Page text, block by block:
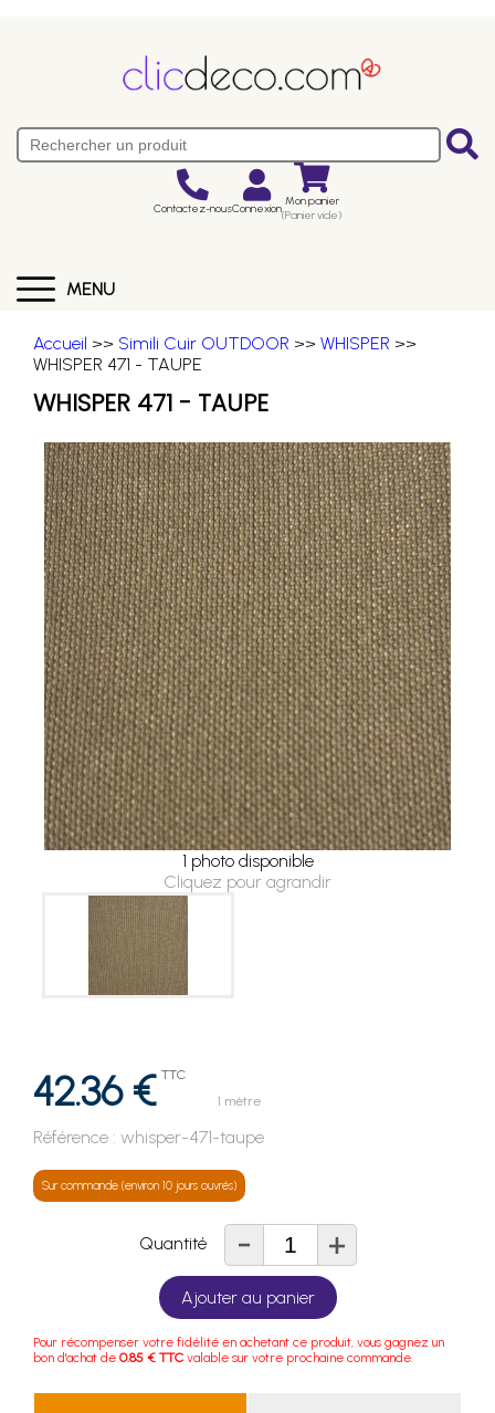
Contactez-nousConnexion Mon panier
(Panier vide)
MENU
Accueil >> Simili Cuir OUTDOOR >> WHISPER >>
WHISPER 471 - TAUPE
WHISPER 471 - TAUPE
1 photo disponible
Cliquez pour agrandir
42.36 € TTC
1 mètre
Référence : whisper-471-taupe
Sur commande (environ 10 jours ouvrés)
Quantité - +
Ajouter au panier
Pour récompenser votre fidélité en achetant ce produit, vous gagnez un
bon d'achat de 0.85 € TTC valable sur votre prochaine commande.